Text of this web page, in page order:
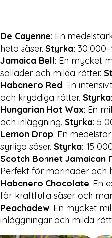
De Cayenne: En
heta såser. Styrka: 30
Jamaica Bell: En mycket
sallader och milda rätter.
Habanero Red: En
och kryddiga rätter. Styrka:
Hungarian Hot Wax: En
och inläggning. Styrka: 5
Lemon Drop: En
syrliga såser. Styrka: 15
Scotch Bonnet Jamaican
Perfekt för marinader och
Habanero Chocolate: En
för kraftfulla såser och
Peachadew: En mycket
inläggningar och milda